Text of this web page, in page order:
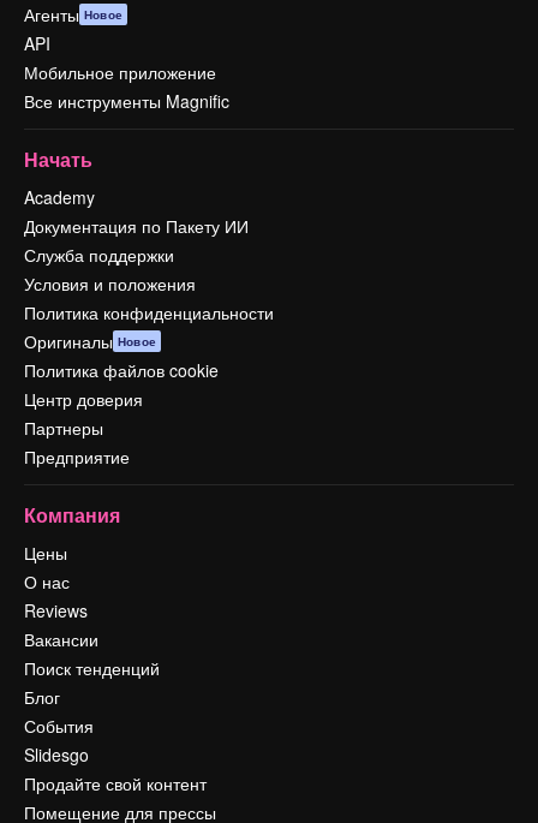
Агенты Новое
API
Мобильное приложение
Все инструменты Magnific
Начать
Academy
Документация по Пакету ИИ
Служба поддержки
Условия и положения
Политика конфиденциальности
Оригиналы Новое
Политика файлов cookie
Центр доверия
Партнеры
Предприятие
Компания
Цены
О нас
Reviews
Вакансии
Поиск тенденций
Блог
События
Slidesgo
Продайте свой контент
Помещение для прессы